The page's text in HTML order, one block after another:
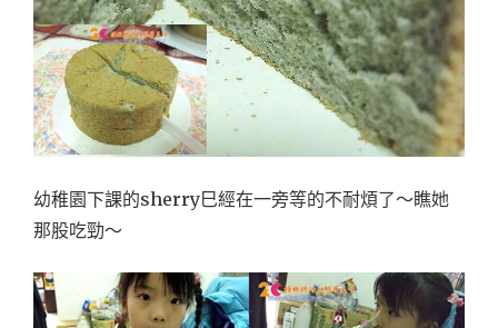
幼稚園下課的sherry巳經在一旁等的不耐煩了～瞧她
那股吃勁～